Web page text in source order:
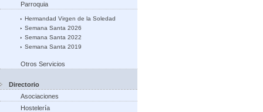
Parroquia
Hermandad Virgen de la Soledad
Semana Santa 2026
Semana Santa 2022
Semana Santa 2019
Otros Servicios
Directorio
Asociaciones
Hostelería